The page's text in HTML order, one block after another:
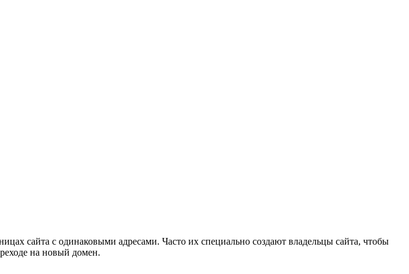
сайта с одинаковыми адресами. Часто их специально создают владельцы сайта, чтобы
на новый домен.